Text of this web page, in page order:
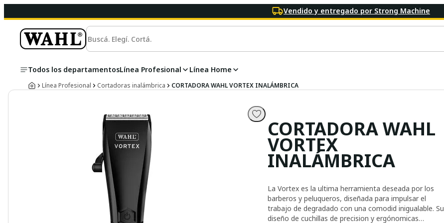
Vendido y entregado por Strong Machine
Todos los departamentosLínea Profesional Línea Home
Línea Profesional
Cortadoras inalámbrica CORTADORA WAHL VORTEX INALÁMBRICA
CORTADORA WAHL
VORTEX
INALÁMBRICA
La Vortex es la ultima herramienta deseada por los
barberos y peluqueros, diseñada para impulsar el
trabajo de degradado con una comodid inigualable. Su
diseño de cuchillas de precision y ergónomicas